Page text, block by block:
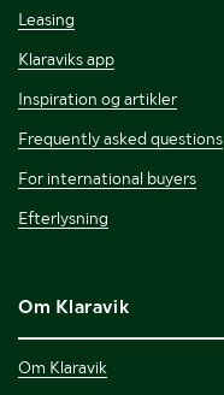
Leasing
Klaraviks app
Inspiration og artikler
Frequently asked questions
For international buyers
Efterlysning
Om Klaravik
Om Klaravik